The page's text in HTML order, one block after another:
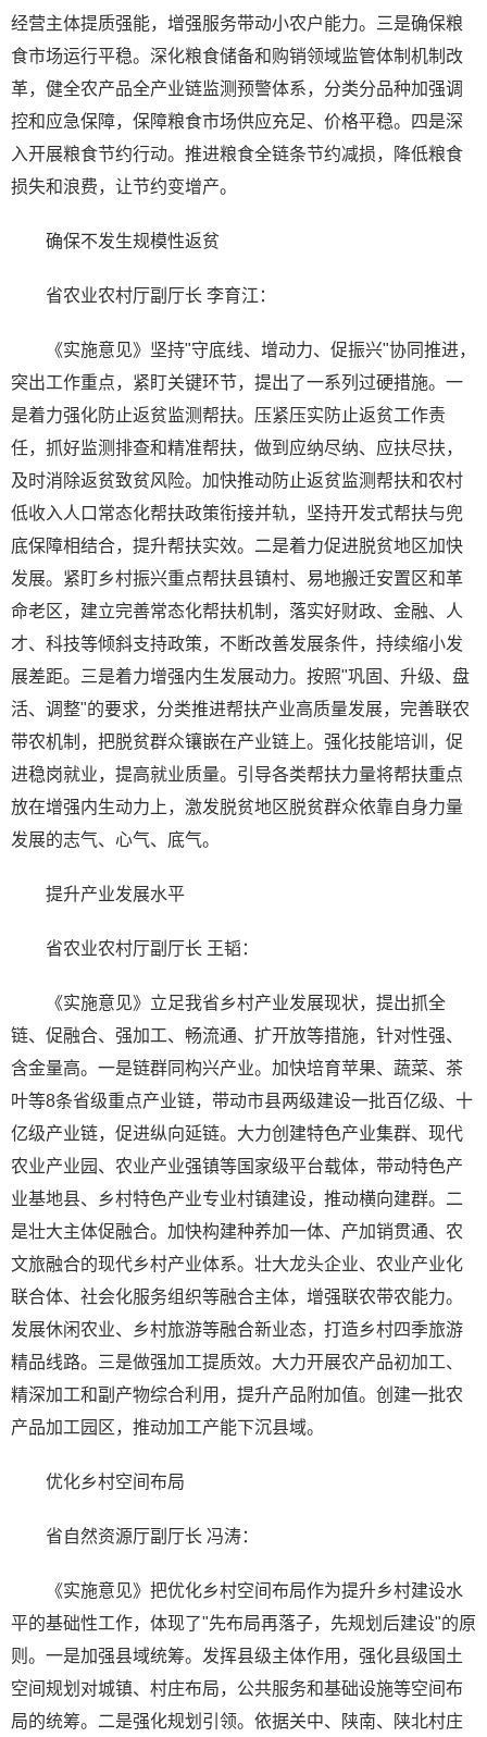
经营主体提质强能，增强服务带动小农户能力。三是确保粮
食市场运行平稳。深化粮食储备和购销领域监管体制机制改
革，健全农产品全产业链监测预警体系，分类分品种加强调
控和应急保障，保障粮食市场供应充足、价格平稳。四是深
入开展粮食节约行动。推进粮食全链条节约减损，降低粮食
损失和浪费，让节约变增产。
确保不发生规模性返贫
省农业农村厅副厅长 李育江：
《实施意见》坚持"守底线、增动力、促振兴"协同推进，
突出工作重点，紧盯关键环节，提出了一系列过硬措施。一
是着力强化防止返贫监测帮扶。压紧压实防止返贫工作责
任，抓好监测排查和精准帮扶，做到应纳尽纳、应扶尽扶，
及时消除返贫致贫风险。加快推动防止返贫监测帮扶和农村
低收入人口常态化帮扶政策衔接并轨，坚持开发式帮扶与兜
底保障相结合，提升帮扶实效。二是着力促进脱贫地区加快
发展。紧盯乡村振兴重点帮扶县镇村、易地搬迁安置区和革
命老区，建立完善常态化帮扶机制，落实好财政、金融、人
才、科技等倾斜支持政策，不断改善发展条件，持续缩小发
展差距。三是着力增强内生发展动力。按照"巩固、升级、盘
活、调整"的要求，分类推进帮扶产业高质量发展，完善联农
带农机制，把脱贫群众镶嵌在产业链上。强化技能培训，促
进稳岗就业，提高就业质量。引导各类帮扶力量将帮扶重点
放在增强内生动力上，激发脱贫地区脱贫群众依靠自身力量
发展的志气、心气、底气。
提升产业发展水平
省农业农村厅副厅长 王韬：
《实施意见》立足我省乡村产业发展现状，提出抓全
链、促融合、强加工、畅流通、扩开放等措施，针对性强、
含金量高。一是链群同构兴产业。加快培育苹果、蔬菜、茶
叶等8条省级重点产业链，带动市县两级建设一批百亿级、十
亿级产业链，促进纵向延链。大力创建特色产业集群、现代
农业产业园、农业产业强镇等国家级平台载体，带动特色产
业基地县、乡村特色产业专业村镇建设，推动横向建群。二
是壮大主体促融合。加快构建种养加一体、产加销贯通、农
文旅融合的现代乡村产业体系。壮大龙头企业、农业产业化
联合体、社会化服务组织等融合主体，增强联农带农能力。
发展休闲农业、乡村旅游等融合新业态，打造乡村四季旅游
精品线路。三是做强加工提质效。大力开展农产品初加工、
精深加工和副产物综合利用，提升产品附加值。创建一批农
产品加工园区，推动加工产能下沉县域。
优化乡村空间布局
省自然资源厅副厅长 冯涛：
《实施意见》把优化乡村空间布局作为提升乡村建设水
平的基础性工作，体现了"先布局再落子，先规划后建设"的原
则。一是加强县域统筹。发挥县级主体作用，强化县级国土
空间规划对城镇、村庄布局，公共服务和基础设施等空间布
局的统筹。二是强化规划引领。依据关中、陕南、陕北村庄